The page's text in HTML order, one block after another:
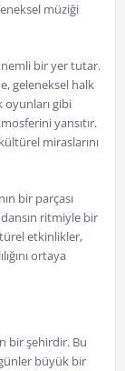
müziği
bir yer tutar.
geleneksel halk
oyunları gibi
yansıtır.
miraslarını
bir parçası
ritmiyle bir
etkinlikler,
ortaya
bir şehirdir. Bu
büyük bir